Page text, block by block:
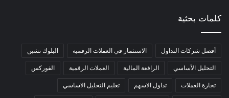
كلمات بحثية
أفضل شركات التداول الاستثمار في العملات الرقمية البلوك تشين
التحليل الأساسي الرافعة المالية العملات الرقمية الفوركس
تجارة العملات تداول الاسهم تعليم التحليل الاساسي